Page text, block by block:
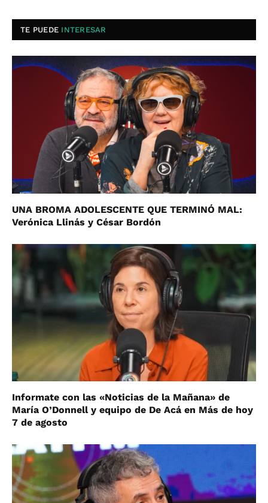
TE PUEDE INTERESAR
UNA BROMA ADOLESCENTE QUE TERMINÓ MAL:
Verónica Llinás y César Bordón
Informate con las «Noticias de la Mañana» de
María O’Donnell y equipo de De Acá en Más de hoy
7 de agosto